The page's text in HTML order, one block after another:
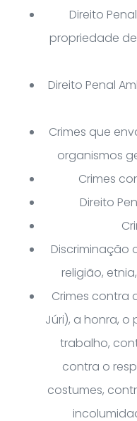
Direito
propriedade
Direito Penal
Crimes que
organismos
Crimes
Direito
Discriminação
religião,
Crimes contra
Júri), a honra,
trabalho,
contra o
costumes,